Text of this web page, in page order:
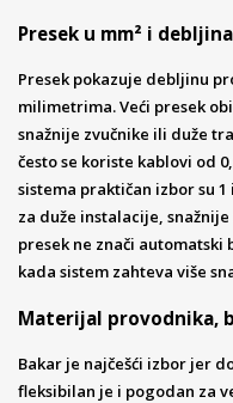
Presek u mm² i
Presek pokazuje debljinu
milimetrima. Veći presek
snažnije zvučnike ili duže
često se koriste kablovi od
sistema praktičan izbor su 1
za duže instalacije,
presek ne znači
kada sistem zahteva više
Materijal provodnika,
Bakar je najčešći izbor jer
fleksibilan je i pogodan za